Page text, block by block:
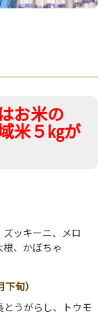
お米の
米５㎏が
ッキーニ、メロ
、かぼちゃ
旬）
とうがらし、トウモ